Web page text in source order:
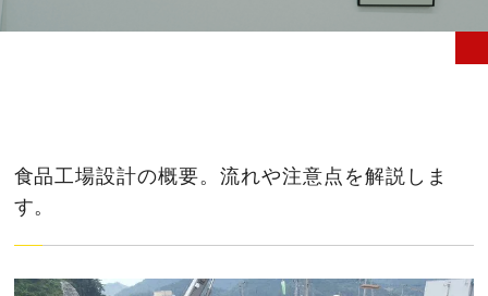
食品工場設計の概要。流れや注意点を解説しま
す。